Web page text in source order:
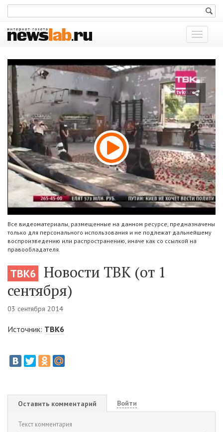
Показать
меню
Все видеоматериалы, размещенные на данном ресурсе, предназначены
только для персонального использования и не подлежат дальнейшему
воспроизведению или распространению, иначе как со ссылкой на
правообладателя.
ТВК6
Новости ТВК (от 1
сентября)
03 сентября 2014
Источник: ТВК6
Оставить комментарий Войти
Текст комментария